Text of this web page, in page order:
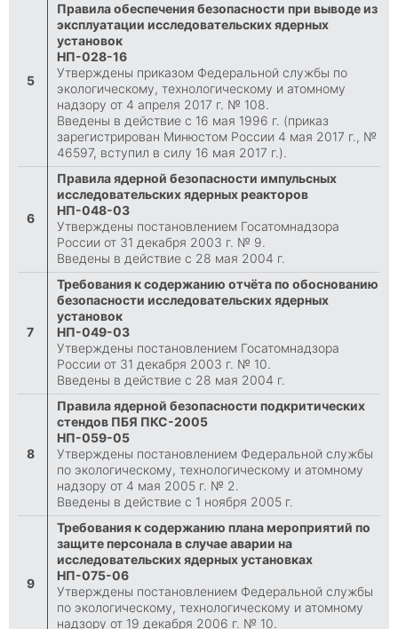
5
Правила обеспечения безопасности при выводе из
эксплуатации исследовательских ядерных
установок
НП-028-16
Утверждены приказом Федеральной службы по
экологическому, технологическому и атомному
надзору от 4 апреля 2017 г. № 108.
Введены в действие с 16 мая 1996 г. (приказ
зарегистрирован Минюстом России 4 мая 2017 г., №
46597, вступил в силу 16 мая 2017 г.).
6
Правила ядерной безопасности импульсных
исследовательских ядерных реакторов
НП-048-03
Утверждены постановлением Госатомнадзора
России от 31 декабря 2003 г. № 9.
Введены в действие с 28 мая 2004 г.
7
Требования к содержанию отчёта по обоснованию
безопасности исследовательских ядерных
установок
НП-049-03
Утверждены постановлением Госатомнадзора
России от 31 декабря 2003 г. № 10.
Введены в действие с 28 мая 2004 г.
8
Правила ядерной безопасности подкритических
стендов ПБЯ ПКС-2005
НП-059-05
Утверждены постановлением Федеральной службы
по экологическому, технологическому и атомному
надзору от 4 мая 2005 г. № 2.
Введены в действие с 1 ноября 2005 г.
9
Требования к содержанию плана мероприятий по
защите персонала в случае аварии на
исследовательских ядерных установках
НП-075-06
Утверждены постановлением Федеральной службы
по экологическому, технологическому и атомному
надзору от 19 декабря 2006 г. № 10.